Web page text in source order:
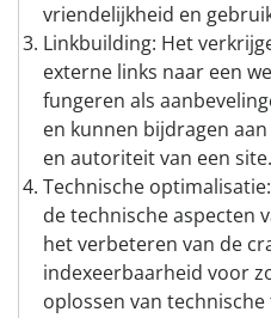
vriendelijkheid en
Linkbuilding: Het
externe links naar een
fungeren als
en kunnen bijdragen
en autoriteit van een site.
Technische
de technische aspecten
het verbeteren van de
indexeerbaarheid voor
oplossen van